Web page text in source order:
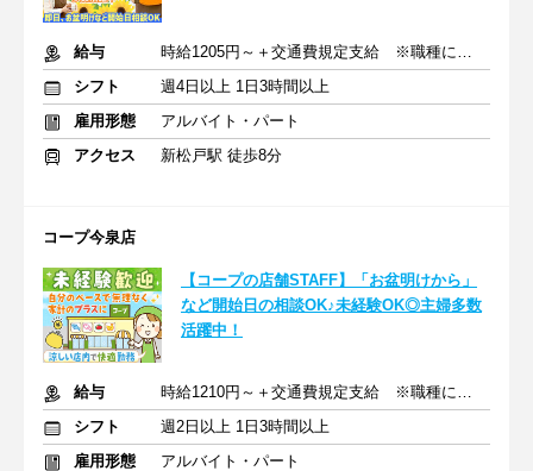
給与
時給1205円～＋交通費規定支給 ※職種により昇給あり
シフト
週4日以上 1日3時間以上
雇用形態
アルバイト・パート
アクセス
新松戸駅 徒歩8分
コープ今泉店
【コープの店舗STAFF】「お盆明けから」
など開始日の相談OK♪未経験OK◎主婦多数
活躍中！
給与
時給1210円～＋交通費規定支給 ※職種により昇給あり
シフト
週2日以上 1日3時間以上
雇用形態
アルバイト・パート